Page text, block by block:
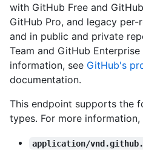
with GitHub Free and
GitHub Pro, and legacy
and in public and private
Team and GitHub
information, see GitHub's
documentation.
This endpoint supports the
types. For more information,
application/